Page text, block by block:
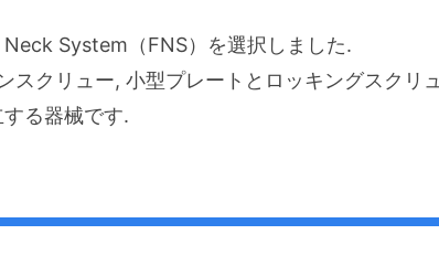
System（FNS）を選択しました.
スクリュー, 小型プレートとロッキングスクリュ
る器械です.